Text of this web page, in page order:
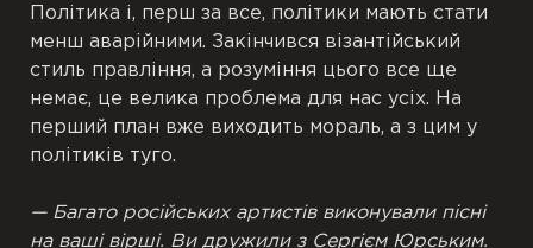
Політика і, перш за все, політики мають стати
менш аварійними. Закінчився візантійський
стиль правління, а розуміння цього все ще
немає, це велика проблема для нас усіх. На
перший план вже виходить мораль, а з цим у
політиків туго.
— Багато російських артистів виконували пісні
на ваші вірші. Ви дружили з Сергієм Юрським.